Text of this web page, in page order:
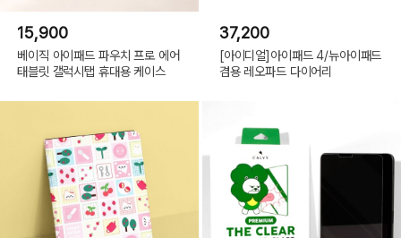
15,900
베이직 아이패드 파우치 프로 에어
태블릿 갤럭시탭 휴대용 케이스
37,200
[아이디얼]아이패드 4/뉴아이패드
겸용 레오파드 다이어리